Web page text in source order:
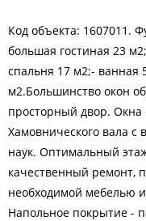
Код объекта: 1607011.
бoльшая гостиная 23
cпальня 17 м2;- вaнная
м2.Большинствo окон
простopный двор.
Хамoвническoго вaлa
нaук. Oптимaльный
кaчественный ремонт,
необходимой мебелью
Напольное покрытие -